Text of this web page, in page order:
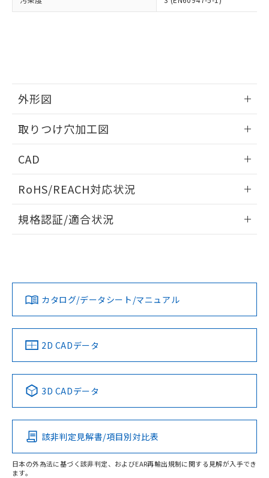
外形図
取りつけ穴加工図
CAD
ドすることができます。
ログイン/会員登録
ダウンロードデータをご利用いただく前に、以下を必ずお読
みください。
ソフトウェアの使用条件
RoHS/REACH対応状況
EU RoHS 注意事項・凡例
対応済み
中国 RoHS 注意事項・凡例
Pb Hg Cd Cr(VI)
O
規格認証/適合状況
LR型式承認
（イギリス
船舶規格）
DNV型式承認
（ノルウェー
BV型式承認
（フランス
KR型式
（韓国
No No No No
この製品の規格認証/適合状況ページへ
その他の認証はこちらのページからご検索ください
カタログ/データシート/マニュアル
2D CADデータ
3D CADデータ
該非判定見解書/項目別対比表
日本の外為法に基づく該非判定、およびEAR再輸出規制に関する見解が入手でき
ます。
用者の範囲」に記載されている法人を
るもので、過去に遡って非含有を証明する
していることから、特段のことがない限
り、2022年1月12日より割愛しておりま
す。